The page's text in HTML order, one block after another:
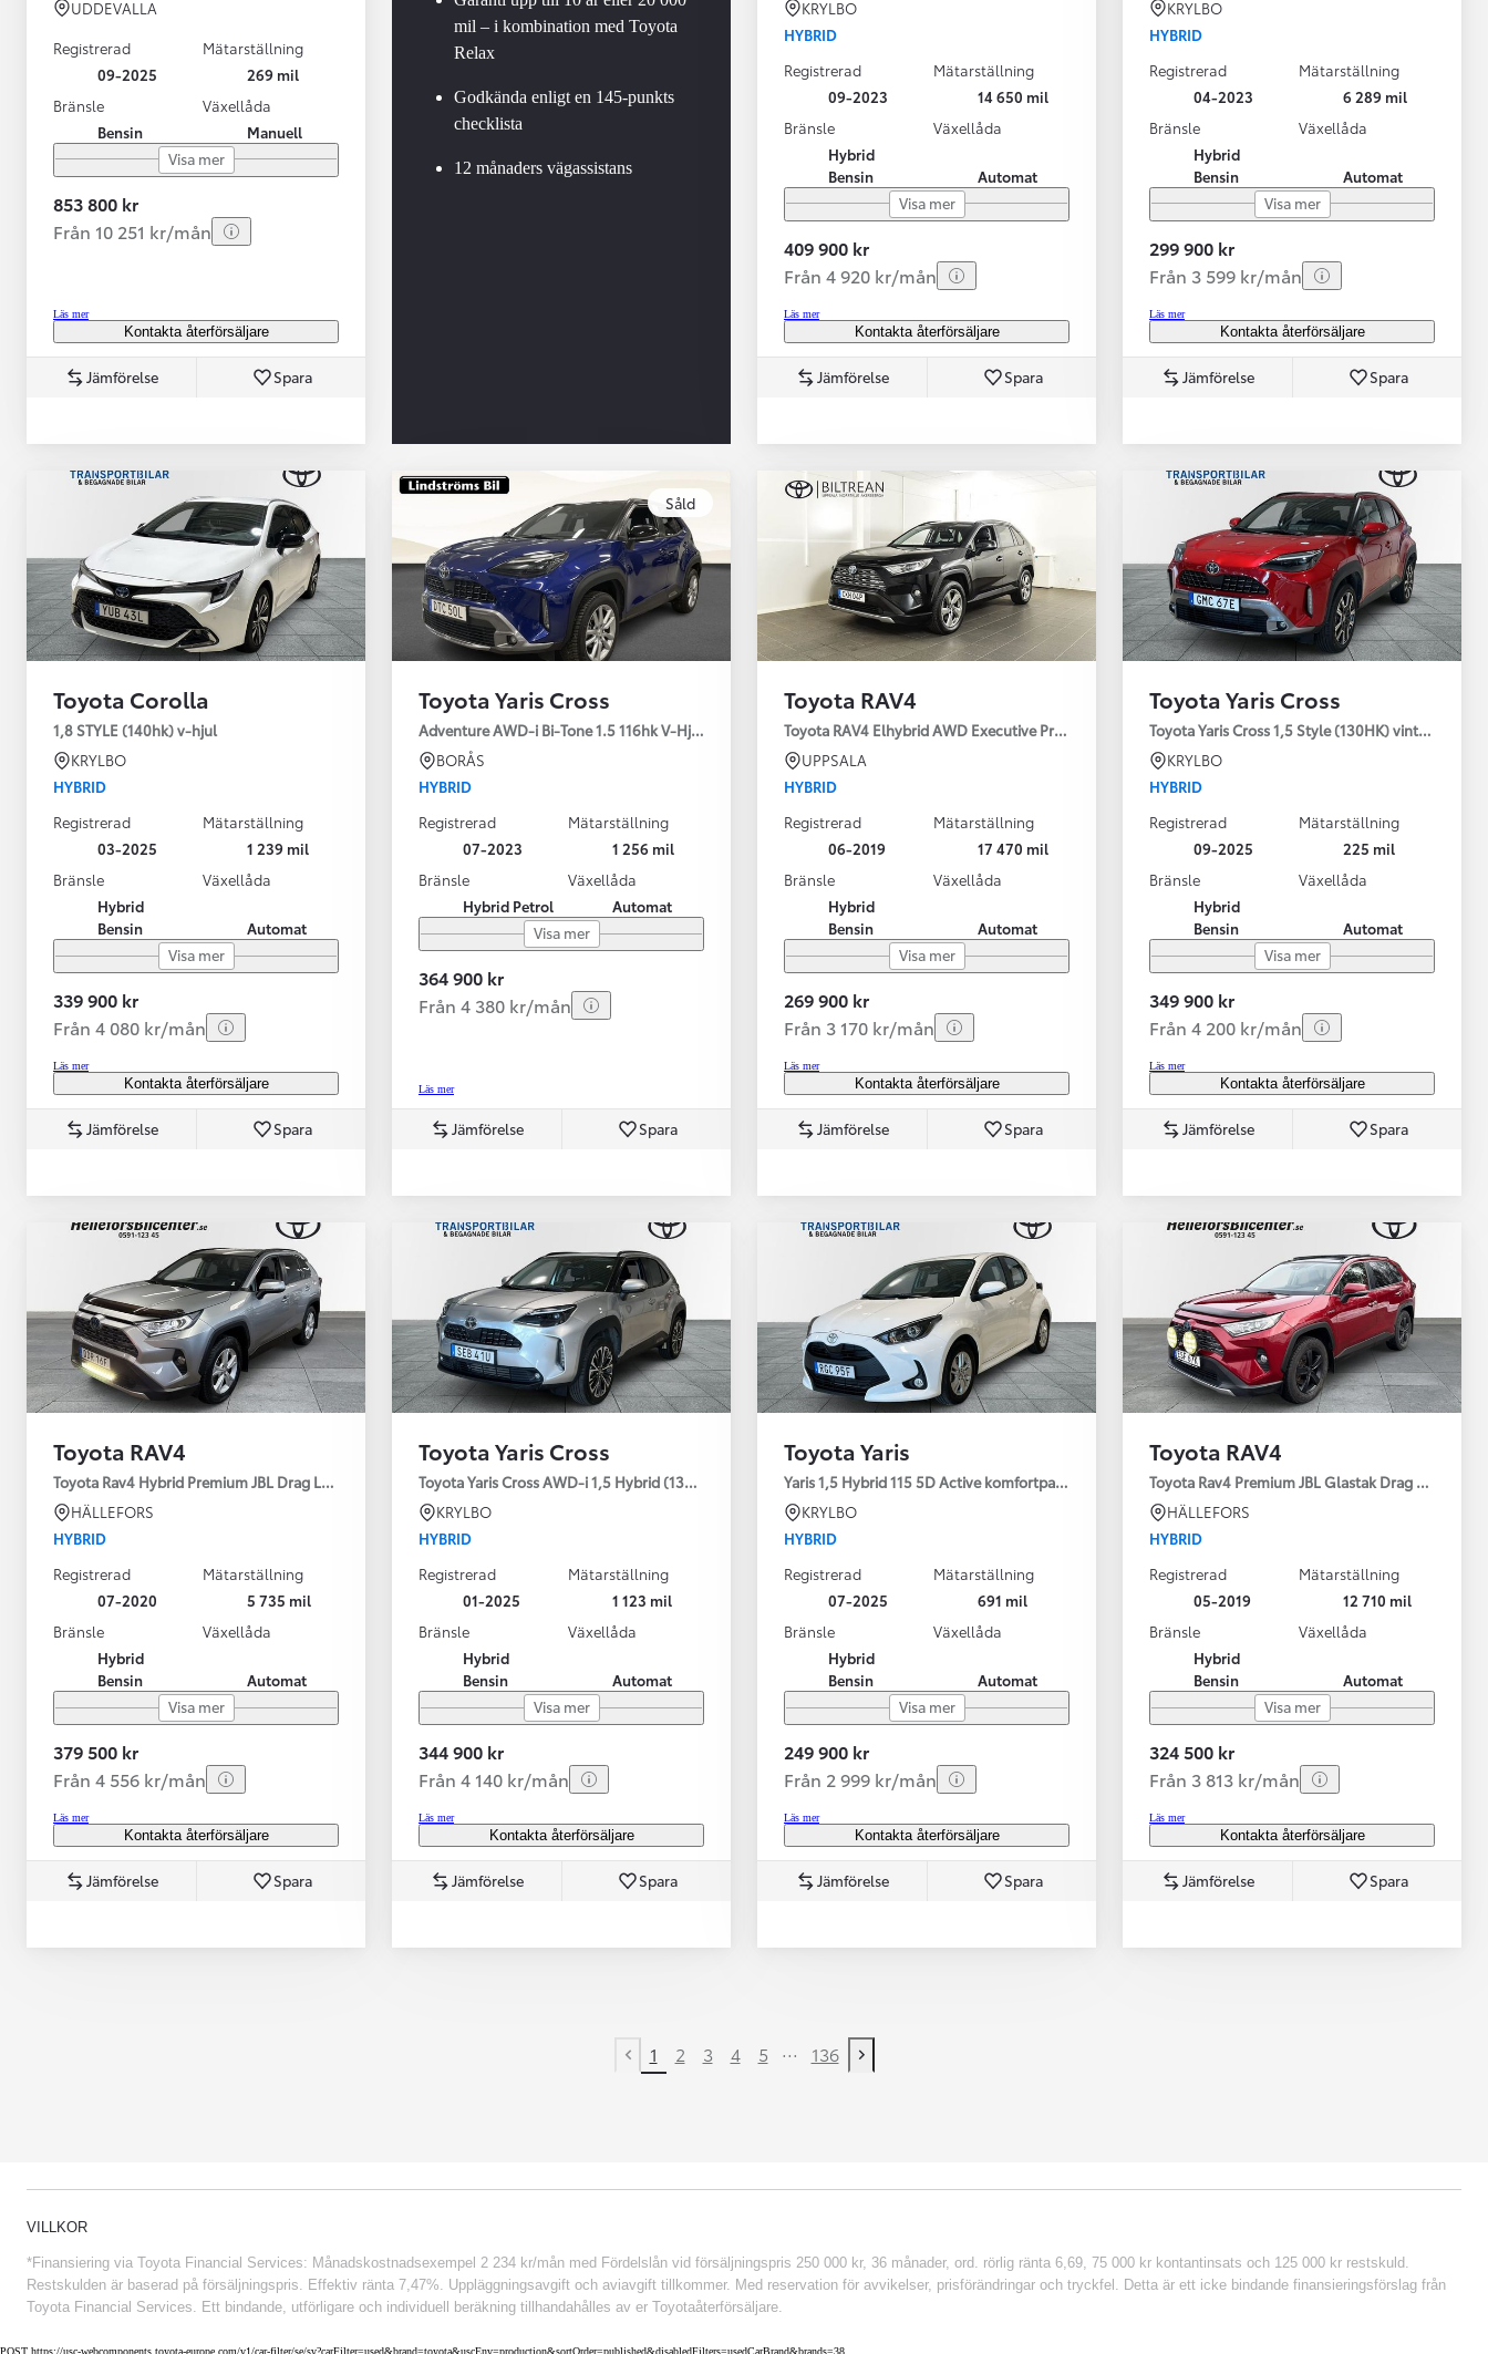
Från 599 900 kr
Från 324 900 kr
Från 3 194 kr/mån
HYBRID
Från 360 900 kr
Från 3 548 kr/mån
Easy Billån
Toyota C-HR
HYBRID & LADDHYBRID
Från 350 900 kr
Från 3 450 kr/mån
Easy Billån
Toyota GR Supra
BENSIN
Nya GR GT
The soul lives on
Vi har Sveriges mest nöjda
Toyota
När varje jobb
UDDEVALLA
Registrerad
09-2025
Mätarställning
269 mil
Bränsle
Bensin
Växellåda
Manuell
Visa mer
853 800 kr
Från 10 251 kr/mån
Läs mer
Kontakta återförsäljare
Jämförelse Spara
mil – i kombination med Toyota
Relax
Godkända enligt en 145-punkts
checklista
12 månaders vägassistans
KRYLBO
HYBRID
Registrerad
09-2023
Mätarställning
14 650 mil
Bränsle
Hybrid
Bensin
Växellåda
Automat
Visa mer
409 900 kr
Från 4 920 kr/mån
Läs mer
Kontakta återförsäljare
Jämförelse Spara
KRYLBO
HYBRID
Registrerad
04-2023
Mätarställning
6 289 mil
Bränsle
Hybrid
Bensin
Växellåda
Automat
Visa mer
299 900 kr
Från 3 599 kr/mån
Läs mer
Kontakta återförsäljare
Jämförelse Spara
Toyota Corolla
1,8 STYLE (140hk) v-hjul
KRYLBO
HYBRID
Registrerad
03-2025
Mätarställning
1 239 mil
Bränsle
Hybrid
Bensin
Växellåda
Automat
Visa mer
339 900 kr
Från 4 080 kr/mån
Läs mer
Kontakta återförsäljare
Jämförelse Spara
Såld
Toyota Yaris Cross
Adventure AWD-i Bi-Tone 1.5 116hk V-Hjul Drag JBL
BORÅS
HYBRID
Registrerad
07-2023
Mätarställning
1 256 mil
Bränsle
Hybrid Petrol
Växellåda
Automat
Visa mer
364 900 kr
Från 4 380 kr/mån
Läs mer
Jämförelse Spara
Toyota RAV4
Toyota RAV4 Elhybrid AWD Executive Premium Drag 360-kamera JBL
UPPSALA
HYBRID
Registrerad
06-2019
Mätarställning
17 470 mil
Bränsle
Hybrid
Bensin
Växellåda
Automat
Visa mer
269 900 kr
Från 3 170 kr/mån
Läs mer
Kontakta återförsäljare
Jämförelse Spara
Toyota Yaris Cross
Toyota Yaris Cross 1,5 Style (130HK) vinterhjul
KRYLBO
HYBRID
Registrerad
09-2025
Mätarställning
225 mil
Bränsle
Hybrid
Bensin
Växellåda
Automat
Visa mer
349 900 kr
Från 4 200 kr/mån
Läs mer
Kontakta återförsäljare
Jämförelse Spara
Toyota RAV4
Toyota Rav4 Hybrid Premium JBL Drag Led ramp Vhjul motorv
HÄLLEFORS
HYBRID
Registrerad
07-2020
Mätarställning
5 735 mil
Bränsle
Hybrid
Bensin
Växellåda
Automat
Visa mer
379 500 kr
Från 4 556 kr/mån
Läs mer
Kontakta återförsäljare
Jämförelse Spara
Toyota Yaris Cross
Toyota Yaris Cross AWD-i 1,5 Hybrid (130HK) Style V-hjul
KRYLBO
HYBRID
Registrerad
01-2025
Mätarställning
1 123 mil
Bränsle
Hybrid
Bensin
Växellåda
Automat
Visa mer
344 900 kr
Från 4 140 kr/mån
Läs mer
Kontakta återförsäljare
Jämförelse Spara
Toyota Yaris
Yaris 1,5 Hybrid 115 5D Active komfortpaket
KRYLBO
HYBRID
Registrerad
07-2025
Mätarställning
691 mil
Bränsle
Hybrid
Bensin
Växellåda
Automat
Visa mer
249 900 kr
Från 2 999 kr/mån
Läs mer
Kontakta återförsäljare
Jämförelse Spara
Toyota RAV4
Toyota Rav4 Premium JBL Glastak Drag Motorv
HÄLLEFORS
HYBRID
Registrerad
05-2019
Mätarställning
12 710 mil
Bränsle
Hybrid
Bensin
Växellåda
Automat
Visa mer
324 500 kr
Från 3 813 kr/mån
Läs mer
Kontakta återförsäljare
Jämförelse Spara
Previous page
1 2 3 4 5 ... 136
Next page
VILLKOR
*Finansiering via Toyota Financial Services: Månadskostnadsexempel 2 234 kr/mån med Fördelslån vid försäljningspris 250 000 kr, 36 månader, ord. rörlig ränta 6,69, 75 000 kr kontantinsats och 125 000 kr restskuld.
Restskulden är baserad på försäljningspris. Effektiv ränta 7,47%. Uppläggningsavgift och aviavgift tillkommer. Med reservation för avvikelser, prisförändringar och tryckfel. Detta är ett icke bindande finansieringsförslag från
Toyota Financial Services. Ett bindande, utförligare och individuell beräkning tillhandahålles av er Toyotaåterförsäljare.
POST https://usc-webcomponents.toyota-europe.com/v1/car-filter/se/sv?carFilter=used&brand=toyota&uscEnv=production&sortOrder=published&disabledFilters=usedCarBrand&brands=38